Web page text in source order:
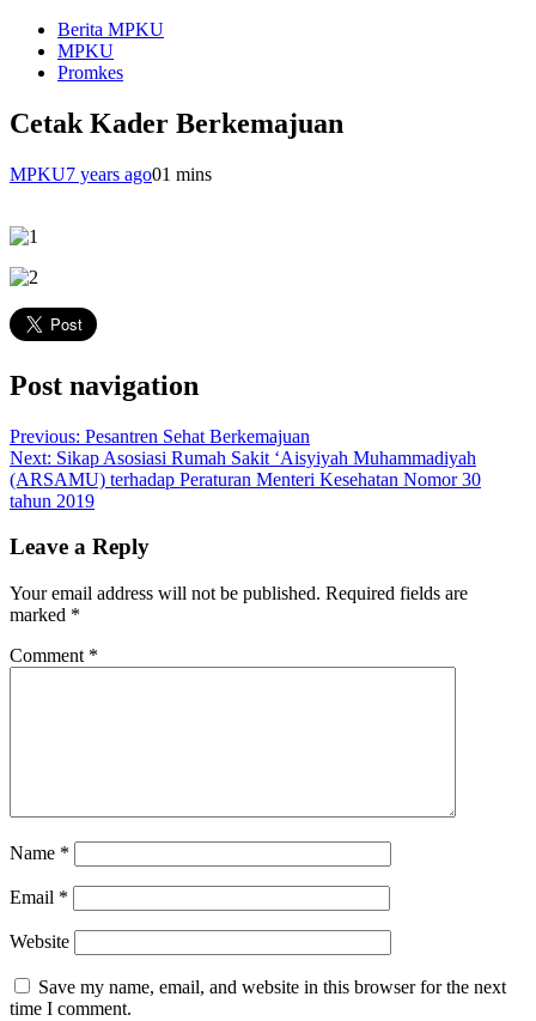
Berita MPKU
MPKU
Promkes
Cetak Kader Berkemajuan
MPKU7 years ago01 mins
Post navigation
Previous: Pesantren Sehat Berkemajuan
Next: Sikap Asosiasi Rumah Sakit ‘Aisyiyah Muhammadiyah
(ARSAMU) terhadap Peraturan Menteri Kesehatan Nomor 30
tahun 2019
Leave a Reply
Your email address will not be published. Required fields are
marked *
Comment *
Name *
Email *
Website
Save my name, email, and website in this browser for the next
time I comment.